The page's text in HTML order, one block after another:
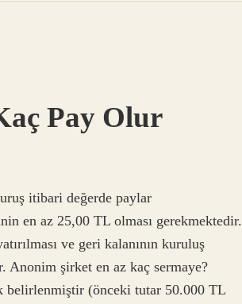
Pay Olur
itibari değerde paylar
en az 25,00 TL olması gerekmektedir.
ve geri kalanının kuruluş
Anonim şirket en az kaç sermaye?
belirlenmiştir (önceki tutar 50.000 TL